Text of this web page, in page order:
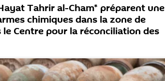
Tahrir al-Cham* préparent une
chimiques dans la zone de
Centre pour la réconciliation des